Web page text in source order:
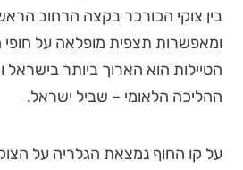
בין צוקי הכורכר בקצה הרחוב
ומאפשרות תצפית מופלאה על חופי
הטיילות הוא הארוך ביותר
ההליכה הלאומי – שביל ישראל.
על קו החוף נמצאת הגלריה על